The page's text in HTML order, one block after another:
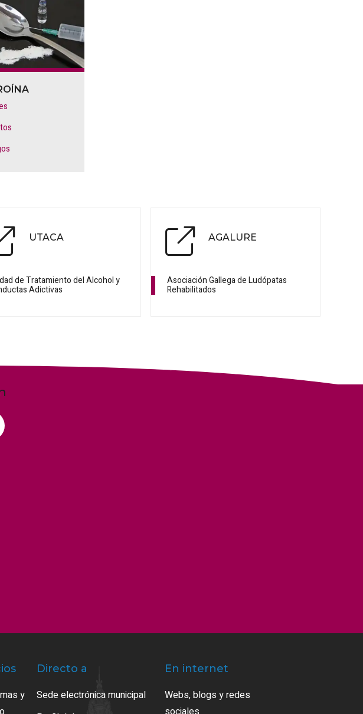
UTACA
de Tratamiento del Alcohol y
Adictivas
AGALURE
Asociación Gallega de Ludópatas
Rehabilitados
y
Directo a
Sede electrónica municipal
En internet
Webs, blogs y redes